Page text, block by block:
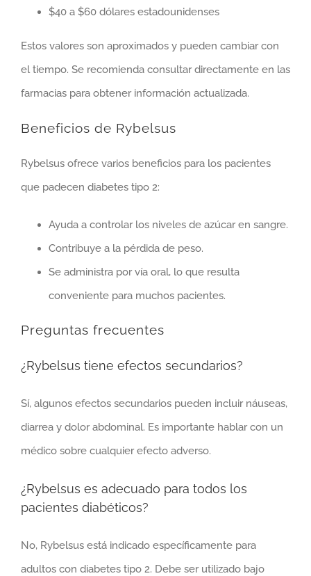
$40 a $60 dólares estadounidenses
Estos valores son aproximados y pueden cambiar con
el tiempo. Se recomienda consultar directamente en las
farmacias para obtener información actualizada.
Beneficios de Rybelsus
Rybelsus ofrece varios beneficios para los pacientes
que padecen diabetes tipo 2:
Ayuda a controlar los niveles de azúcar en sangre.
Contribuye a la pérdida de peso.
Se administra por vía oral, lo que resulta
conveniente para muchos pacientes.
Preguntas frecuentes
¿Rybelsus tiene efectos secundarios?
Sí, algunos efectos secundarios pueden incluir náuseas,
diarrea y dolor abdominal. Es importante hablar con un
médico sobre cualquier efecto adverso.
¿Rybelsus es adecuado para todos los
pacientes diabéticos?
No, Rybelsus está indicado específicamente para
adultos con diabetes tipo 2. Debe ser utilizado bajo